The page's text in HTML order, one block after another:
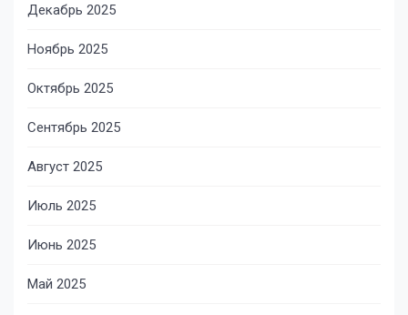
Декабрь 2025
Ноябрь 2025
Октябрь 2025
Сентябрь 2025
Август 2025
Июль 2025
Июнь 2025
Май 2025